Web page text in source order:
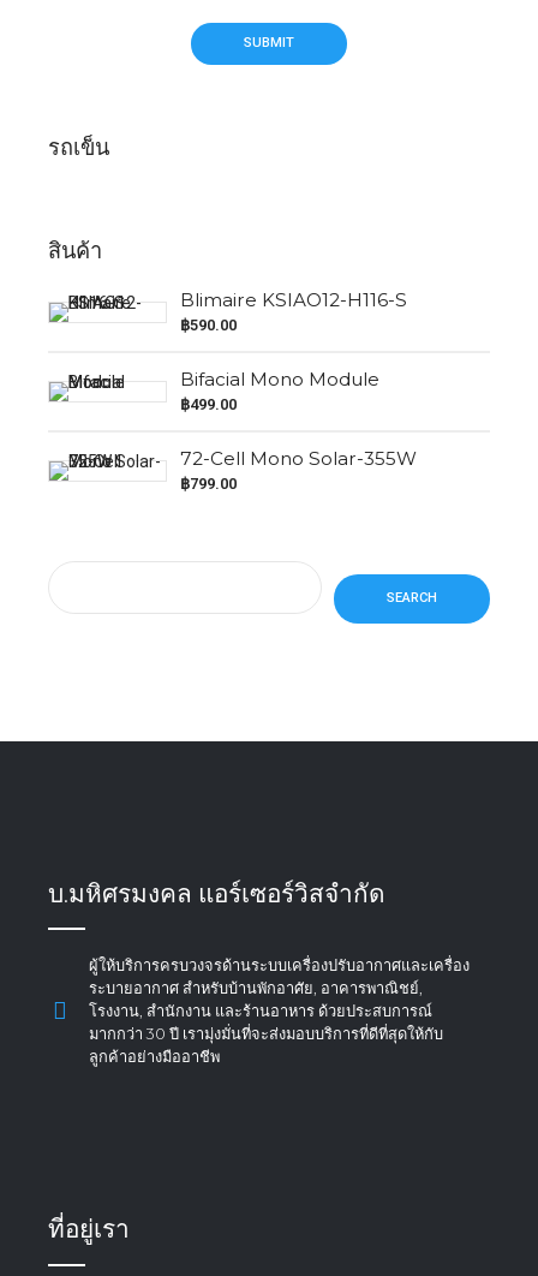
รถเข็น
สินค้า
Blimaire KSIAO12-H116-S
฿590.00
Bifacial Mono Module
฿499.00
72-Cell Mono Solar-355W
฿799.00
SEARCH
บ.มหิศรมงคล แอร์เซอร์วิสจำกัด
ผู้ให้บริการครบวงจรด้านระบบเครื่องปรับอากาศและเครื่อง
ระบายอากาศ สำหรับบ้านพักอาศัย, อาคารพาณิชย์,
โรงงาน, สำนักงาน และร้านอาหาร ด้วยประสบการณ์
มากกว่า 30 ปี เรามุ่งมั่นที่จะส่งมอบบริการที่ดีที่สุดให้กับ
ลูกค้าอย่างมืออาชีพ
ที่อยู่เรา